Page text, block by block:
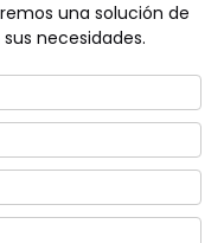
una solución de
necesidades.